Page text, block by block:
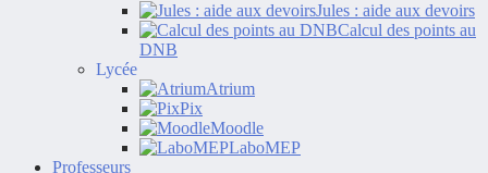
Jules : aide aux devoirs
Calcul des points au
DNB
Lycée
Atrium
Pix
Moodle
LaboMEP
Professeurs